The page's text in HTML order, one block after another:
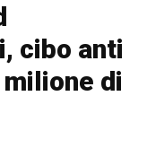
cibo anti
di